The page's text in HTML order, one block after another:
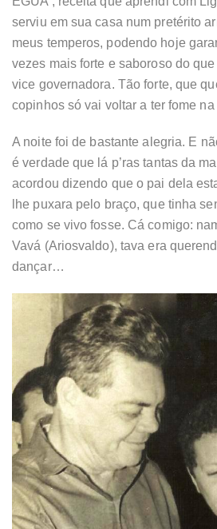
serviu em sua casa num pretérito
meus temperos, podendo hoje
vezes mais forte e saboroso do
vice governadora. Tão forte, que
copinhos só vai voltar a ter fome
A noite foi de bastante alegria. E
é verdade que lá p’ras tantas da
acordou dizendo que o pai dela
lhe puxara pelo braço, que tinha
como se vivo fosse. Cá comigo:
Vavá (Ariosvaldo), tava era
dançar…